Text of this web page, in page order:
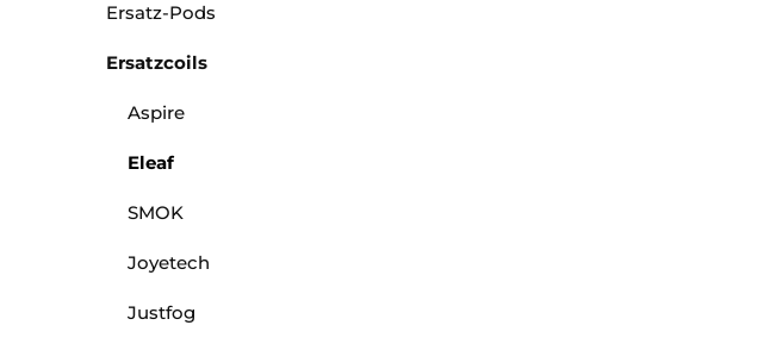
Ersatz-Pods
Ersatzcoils
Aspire
Eleaf
SMOK
Joyetech
Justfog